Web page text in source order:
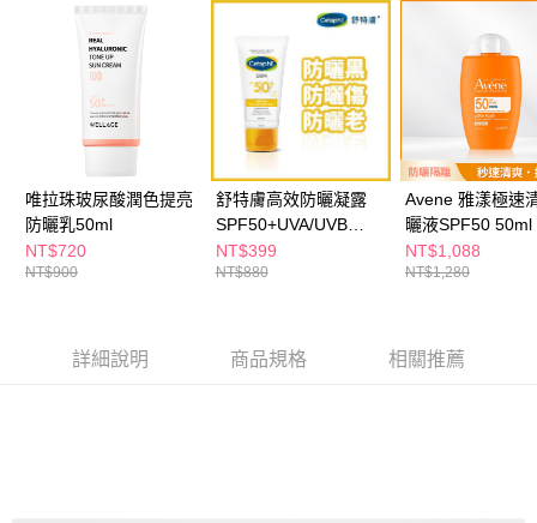
是否繳費成功／繳費後需取消欲退款等相關疑問，請聯繫「AFTEE先享後付
客戶支援中心」
https://netprotections.freshdesk.com/support/home
【注意事項】
１．透過由恩沛科技股份有限公司提供之「AFTEE先享後付」服務完成之交
易，需依本服務之必要範圍內提供個人資料，並將交易相關給付款項請求債
權轉讓予恩沛科技股份有限公司。
https://aftee.tw/terms/#terms3
３．未成年的使用者請事先徵得法定代理人或監護人之同意方可使用
「AFTEE先享後付」，若未經同意申辦者引起之損失，本公司不負相關責
任。
４．使用「AFTEE先享後付」時，將依據個別帳號之用戶狀況，依本公司即
恩沛科技股份有限公司將有權停止該用戶之使用額度並採取法律行動。
7-11取貨付款
每筆NT$65，滿NT$490(含以上)免運費
付款後7-11取貨
每筆NT$65，滿NT$490(含以上)免運費
宅配(本島)
每筆NT$100，滿NT$790(含以上)免運費
唯拉珠玻尿酸潤色提亮
防曬乳50ml
NT$720
NT$900
舒特膚高效防曬凝露
SPF50+UVA/UVB
50ml
NT$399
NT$880
Avene 雅漾極速
曬液SPF50 50ml
NT$1,088
NT$1,280
詳細說明 商品規格 相關推薦